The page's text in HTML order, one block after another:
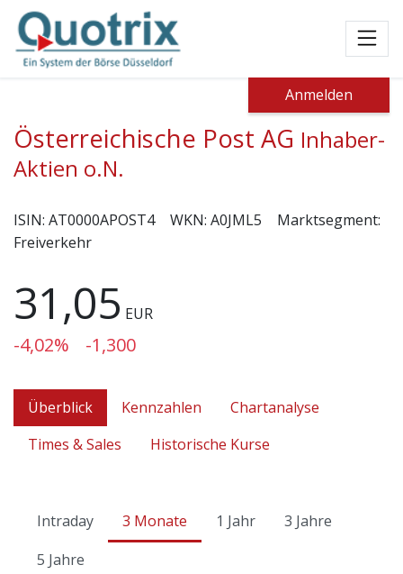
Anmelden
Österreichische Post AG Inhaber-
Aktien o.N.
ISIN: AT0000APOST4 WKN: A0JML5
Marktsegment:
Freiverkehr
31,05 EUR
-4,02% -1,300
Überblick Kennzahlen
Chartanalyse
Times & Sales
Historische Kurse
Intraday 3 Monate 1 Jahr
3 Jahre
5 Jahre